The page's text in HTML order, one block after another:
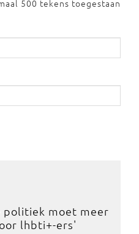
500 tekens toegestaan
politiek moet meer
lhbti+-ers'